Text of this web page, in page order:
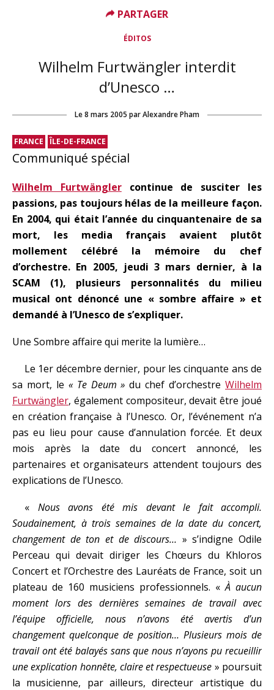
ÉDITOS
Wilhelm Furtwängler interdit
d’Unesco …
Le8 mars 2005 parAlexandre Pham
FRANCE ÎLE-DE-FRANCE
Communiqué spécial
Wilhelm Furtwänglercontinue de susciter les
passions, pas toujours hélas de la meilleure façon.
En 2004, qui était l’année du cinquantenaire de sa
mort, les media français avaient plutôt
mollement célébré la mémoire du chef
d’orchestre. En 2005, jeudi 3 mars dernier, à la
SCAM (1), plusieurs personnalités du milieu
musical ont dénoncé une « sombre affaire » et
demandé à l’Unesco de s’expliquer.
Une Sombre affaire qui merite la lumière…
Le 1er décembre dernier, pour les cinquante ans de
sa mort, le « Te Deum » du chef d’orchestreWilhelm
Furtwängler, également compositeur, devait être joué
en création française à l’Unesco. Or, l’événement n’a
pas eu lieu pour cause d’annulation forcée. Et deux
mois après la date du concert annoncé, les
partenaires et organisateurs attendent toujours des
explications de l’Unesco.
« Nous avons été mis devant le fait accompli.
Soudainement, à trois semaines de la date du concert,
changement de ton et de discours… » s’indigne Odile
Perceau qui devait diriger les Chœurs du Khloros
Concert et l’Orchestre des Lauréats de France, soit un
plateau de 160 musiciens professionnels. «À aucun
moment lors des dernières semaines de travail avec
l’équipe officielle, nous n’avons été avertis d’un
changement quelconque de position… Plusieurs mois de
travail ont été balayés sans que nous n’ayons pu recueillir
une explication honnête, claire et respectueuse » poursuit
la musicienne, par ailleurs, directeur artistique du
PARTAGER